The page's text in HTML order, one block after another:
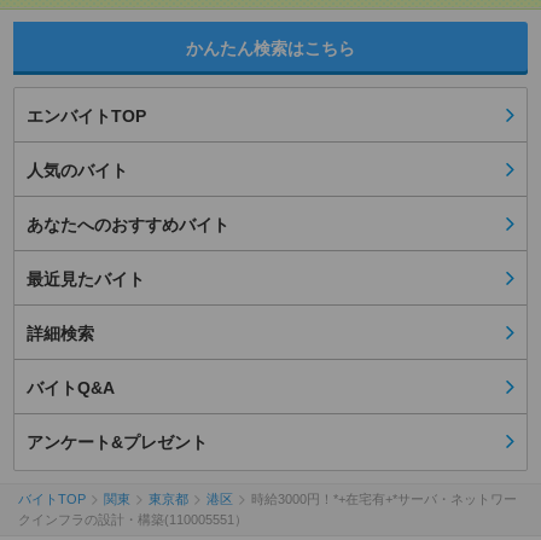
かんたん検索はこちら
エンバイトTOP
人気のバイト
あなたへのおすすめバイト
最近見たバイト
詳細検索
バイトQ&A
アンケート&プレゼント
バイトTOP 関東 東京都 港区
時給3000円！*+在宅有+*サーバ・ネットワー
クインフラの設計・構築(110005551）